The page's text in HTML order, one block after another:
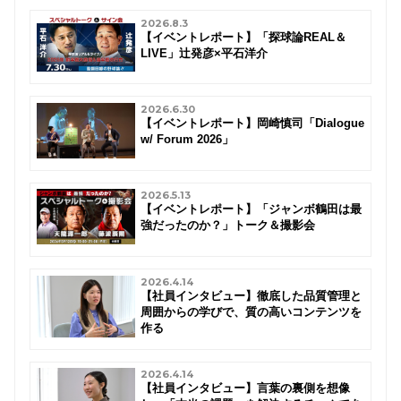
2026.8.3
【イベントレポート】「探球論REAL＆
LIVE」辻発彦×平石洋介
2026.6.30
【イベントレポート】岡崎慎司「Dialogue
w/ Forum 2026」
2026.5.13
【イベントレポート】「ジャンボ鶴田は最
強だったのか？」トーク＆撮影会
2026.4.14
【社員インタビュー】徹底した品質管理と
周囲からの学びで、質の高いコンテンツを
作る
2026.4.14
【社員インタビュー】言葉の裏側を想像